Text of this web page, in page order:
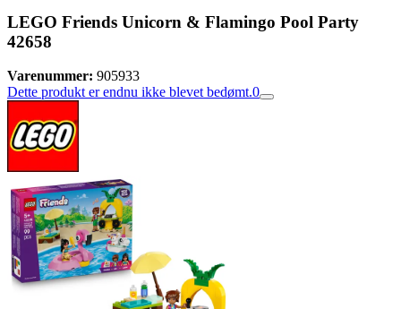
LEGO Friends Unicorn & Flamingo Pool Party
42658
Varenummer: 905933
Dette produkt er endnu ikke blevet bedømt.0